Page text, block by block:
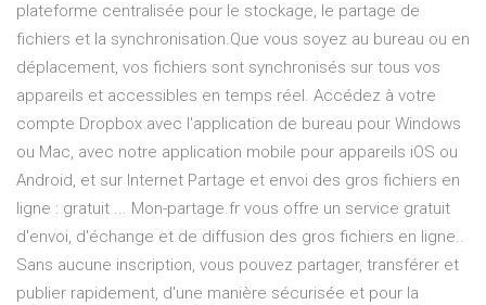
plateforme centralisée pour le stockage, le partage de
fichiers et la synchronisation.Que vous soyez au bureau ou en
déplacement, vos fichiers sont synchronisés sur tous vos
appareils et accessibles en temps réel. Accédez à votre
compte Dropbox avec l'application de bureau pour Windows
ou Mac, avec notre application mobile pour appareils iOS ou
Android, et sur Internet Partage et envoi des gros fichiers en
ligne : gratuit ... Mon-partage.fr vous offre un service gratuit
d'envoi, d'échange et de diffusion des gros fichiers en ligne..
Sans aucune inscription, vous pouvez partager, transférer et
publier rapidement, d'une manière sécurisée et pour la